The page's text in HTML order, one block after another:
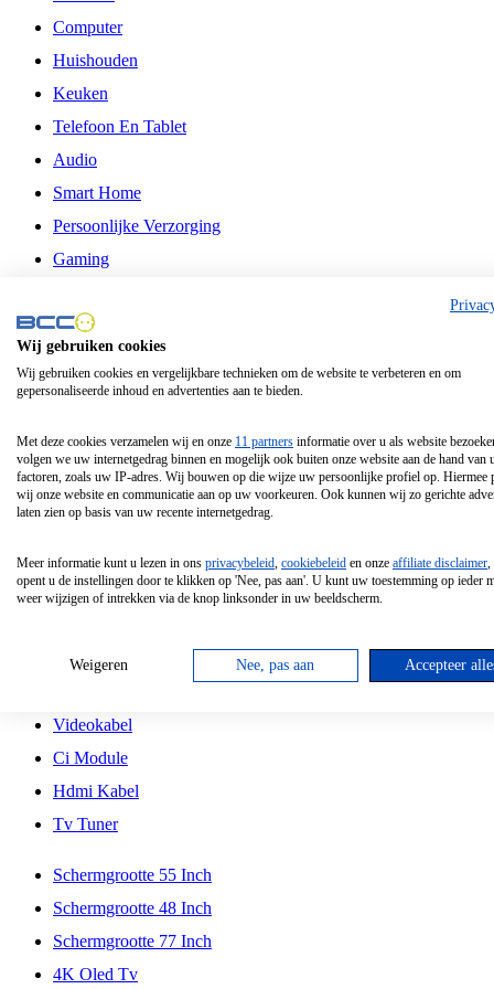
Computer
Huishouden
Keuken
Telefoon En Tablet
Audio
Smart Home
Persoonlijke Verzorging
Gaming
Philips
Schermgrootte 24 Inch
Schermgrootte 85 Inch
Schermgrootte 98 Inch
Tcl
Hd Led Tv
Antennekabel
Videokabel
Ci Module
Hdmi Kabel
Tv Tuner
Schermgrootte 55 Inch
Schermgrootte 48 Inch
Schermgrootte 77 Inch
4K Oled Tv
Wij gebruiken cookies
Wij gebruiken cookies en vergelijkbare technieken om de website te verbeteren en om
gepersonaliseerde inhoud en advertenties aan te bieden.
Met deze cookies verzamelen wij en onze 11 partners informatie over u als website
volgen we uw internetgedrag binnen en mogelijk ook buiten onze website aan de hand van
factoren, zoals uw IP-adres. Wij bouwen op die wijze uw persoonlijke profiel op. Hiermee
wij onze website en communicatie aan op uw voorkeuren. Ook kunnen wij zo gerichte
laten zien op basis van uw recente internetgedrag.
Meer informatie kunt u lezen in ons privacybeleid, cookiebeleid en onze affiliate disclaimer,
opent u de instellingen door te klikken op 'Nee, pas aan'. U kunt uw toestemming op ieder
weer wijzigen of intrekken via de knop linksonder in uw beeldscherm.
Weigeren Nee, pas aan Accepteer